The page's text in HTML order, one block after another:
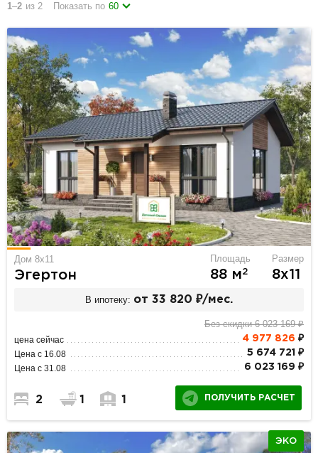
1–2 из 2 Показать по 60
Дом 8х11
Эгертон
Площадь
88 м2
Размер
8х11
В ипотеку: от 33 820 ₽/мес.
Без скидки 6 023 169 ₽
цена сейчас 4 977 826 ₽
Цена с 16.08 5 674 721 ₽
Цена с 31.08 6 023 169 ₽
2 1 1 ПОЛУЧИТЬ РАСЧЕТ
ЭКО